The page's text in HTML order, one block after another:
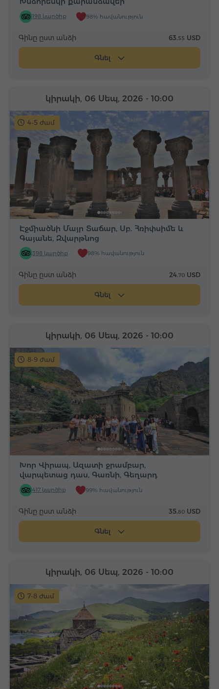
198 կարծիք 98% հավանություն
Գինը ըստ անձի 63.55 USD
Գնել
4-5 ժամ
Էջմիածնի Մայր Տաճար, Սբ. Հռիփսիմե և
Գայանե, Զվարթնոց
398 կարծիք 98% հավանություն
կիրակի, 06 Սեպ, 2026 - 10:00
Գինը ըստ անձի 24.70 USD
Գնել
8-9 ժամ
Խոր Վիրապ, Ազատի ջրամբար,
վարպետաց դաս, Գառնի, Գեղարդ
417 կարծիք 99% հավանություն
կիրակի, 06 Սեպ, 2026 - 10:00
Գինը ըստ անձի 35.80 USD
Գնել
7-8 ժամ
կիրակի, 06 Սեպ, 2026 - 10:00